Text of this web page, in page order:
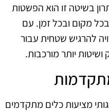
בשיטה זו הוא הפשטות
מקום ובכל זמן. עם
להרגיש שטחית עבור
יותר מורכבות.
מתקדמות
מציעות כלים מתקדמים